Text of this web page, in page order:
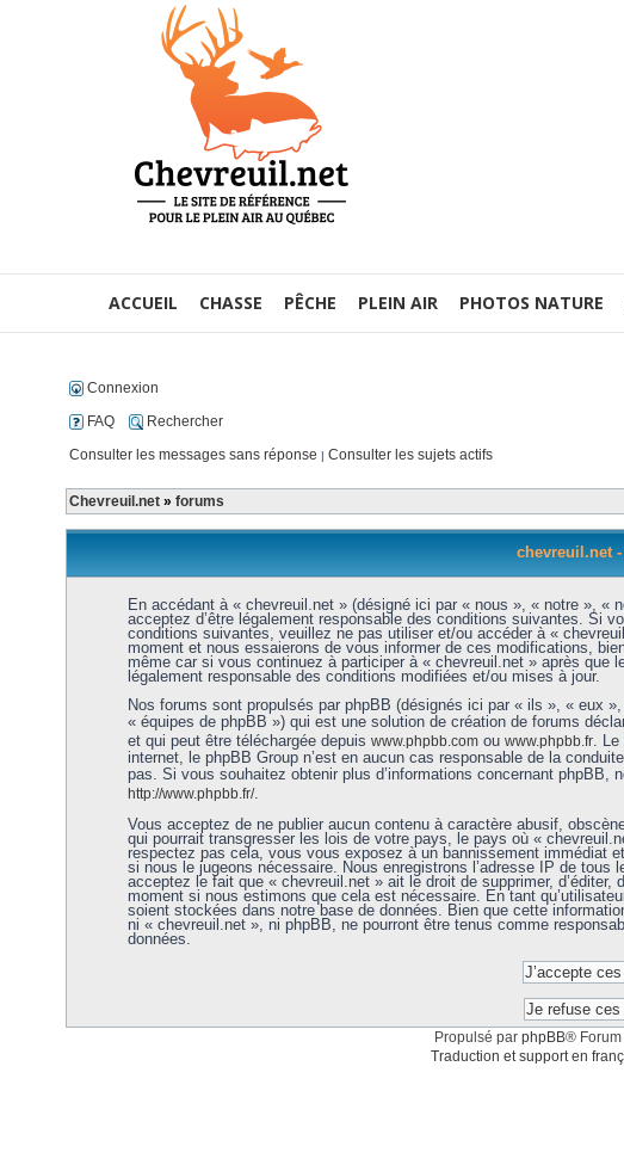
ACCUEIL CHASSE PÊCHE PLEIN AIR PHOTOS NATURE
Connexion
FAQ
Rechercher
Consulter les messages sans réponse | Consulter les sujets actifs
Chevreuil.net » forums
chevreuil.net
En accédant à « chevreuil.net » (désigné ici par « nous », « notre »,
acceptez d’être légalement responsable des conditions suivantes. Si
conditions suivantes, veuillez ne pas utiliser et/ou accéder à «
moment et nous essaierons de vous informer de ces modifications,
même car si vous continuez à participer à « chevreuil.net » après que
légalement responsable des conditions modifiées et/ou mises à jour.
Nos forums sont propulsés par phpBB (désignés ici par « ils », « eux
« équipes de phpBB ») qui est une solution de création de forums
et qui peut être téléchargée depuis www.phpbb.comou www.phpbb.fr. Le
internet, le phpBB Group n’est en aucun cas responsable de la
pas. Si vous souhaitez obtenir plus d’informations concernant phpBB,
http://www.phpbb.fr/.
Vous acceptez de ne publier aucun contenu à caractère abusif,
qui pourrait transgresser les lois de votre pays, le pays où «
respectez pas cela, vous vous exposez à un bannissement immédiat
si nous le jugeons nécessaire. Nous enregistrons l’adresse IP de
acceptez le fait que « chevreuil.net » ait le droit de supprimer, d’éditer,
moment si nous estimons que cela est nécessaire. En tant
soient stockées dans notre base de données. Bien que cette
ni « chevreuil.net », ni phpBB, ne pourront être tenus comme
données.
Propulsé par phpBB® Forum
Traduction et support en